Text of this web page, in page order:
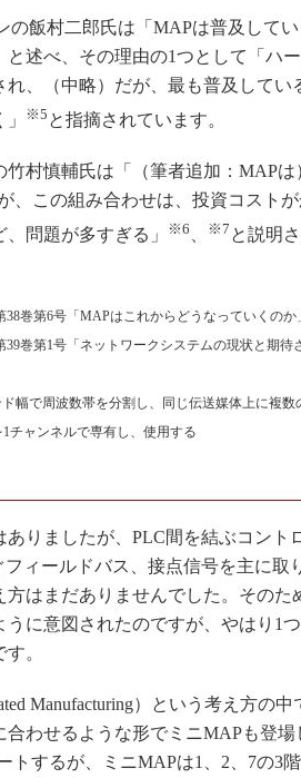
飯村二郎氏は「MAPは普及してい
述べ、その理由の1つとして「ハ
、（中略）だが、最も普及してい
※5 と指摘されています。
村慎輔氏は「（筆者追加：MAPは
、この組み合わせは、投資コスト
問題が多すぎる」
※6 、 ※7 と説明
巻第6号「MAPはこれからどうなっていくのか
巻第1号「ネットワークシステムの現状と期待
幅で周波数帯を分割し、同じ伝送媒体上に複数
チャンネルで専有し、使用する
りましたが、PLC間を結ぶコント
ィールドバス、接点信号を主に取
はまだありませんでした。そのた
に意図されたのですが、やはり1
。
Manufacturing）という考え方の中
わせるような形でミニMAPも登場
するが、ミニMAPは1、2、7の3